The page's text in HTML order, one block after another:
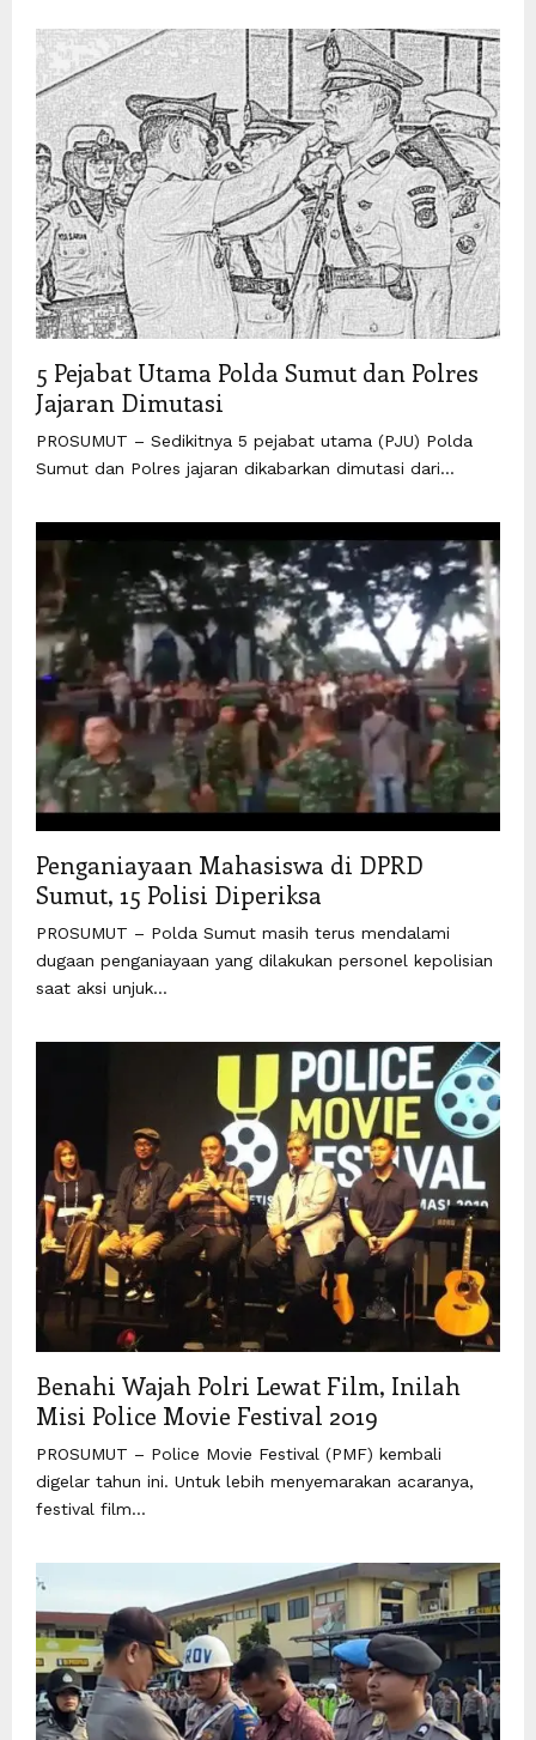
5 Pejabat Utama Polda Sumut dan Polres
Jajaran Dimutasi
PROSUMUT – Sedikitnya 5 pejabat utama (PJU) Polda
Sumut dan Polres jajaran dikabarkan dimutasi dari...
Penganiayaan Mahasiswa di DPRD
Sumut, 15 Polisi Diperiksa
PROSUMUT – Polda Sumut masih terus mendalami
dugaan penganiayaan yang dilakukan personel kepolisian
saat aksi unjuk...
Benahi Wajah Polri Lewat Film, Inilah
Misi Police Movie Festival 2019
PROSUMUT – Police Movie Festival (PMF) kembali
digelar tahun ini. Untuk lebih menyemarakan acaranya,
festival film...